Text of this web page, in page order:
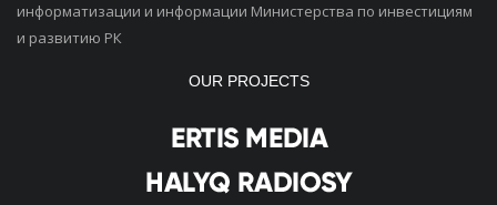
информатизации и информации Министерства по инвестициям
и развитию РК
OUR PROJECTS